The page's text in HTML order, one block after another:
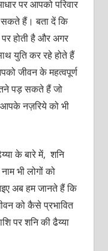
पर आपको परिवार
सकते हैं। बता दें कि
होती है और अगर
युति कर रहे होते हैं
जीवन के महत्वपूर्ण
पड़ सकते हैं जो
नज़रिये को भी
के बारे में, शनि
भी लोगों को
अब हम जानते हैं कि
को कैसे प्रभावित
पर शनि की ढैय्या